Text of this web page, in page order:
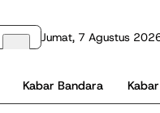
Jumat, 7 Agustus
Kabar Bandara